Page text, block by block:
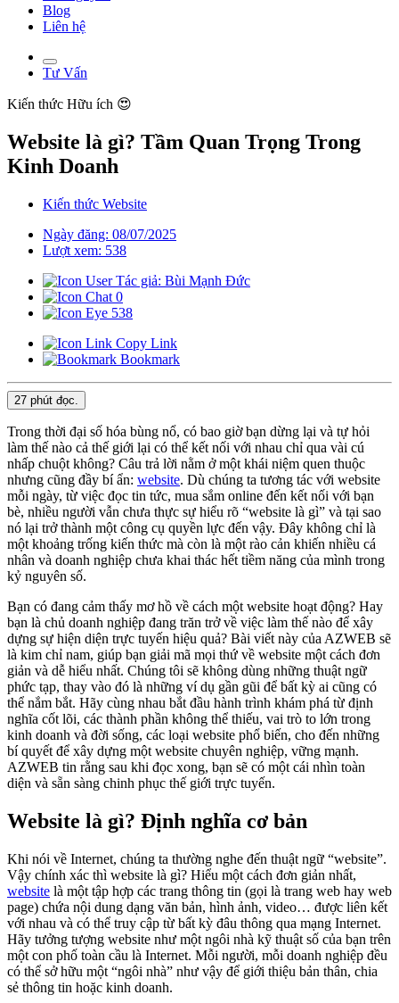
Blog
Liên hệ
Tư Vấn
Kiến thức Hữu ích 😍
Website là gì? Tầm Quan Trọng Trong
Kinh Doanh
Kiến thức Website
Ngày đăng: 08/07/2025
Lượt xem: 538
Tác giả: Bùi Mạnh Đức
0
538
Copy Link
Bookmark
27 phút đọc.
Trong thời đại số hóa bùng nổ, có bao giờ bạn dừng lại và tự hỏi
làm thế nào cả thế giới lại có thể kết nối với nhau chỉ qua vài cú
nhấp chuột không? Câu trả lời nằm ở một khái niệm quen thuộc
nhưng cũng đầy bí ẩn: website. Dù chúng ta tương tác với website
mỗi ngày, từ việc đọc tin tức, mua sắm online đến kết nối với bạn
bè, nhiều người vẫn chưa thực sự hiểu rõ “website là gì” và tại sao
nó lại trở thành một công cụ quyền lực đến vậy. Đây không chỉ là
một khoảng trống kiến thức mà còn là một rào cản khiến nhiều cá
nhân và doanh nghiệp chưa khai thác hết tiềm năng của mình trong
kỷ nguyên số.
Bạn có đang cảm thấy mơ hồ về cách một website hoạt động? Hay
bạn là chủ doanh nghiệp đang trăn trở về việc làm thế nào để xây
dựng sự hiện diện trực tuyến hiệu quả? Bài viết này của AZWEB sẽ
là kim chỉ nam, giúp bạn giải mã mọi thứ về website một cách đơn
giản và dễ hiểu nhất. Chúng tôi sẽ không dùng những thuật ngữ
phức tạp, thay vào đó là những ví dụ gần gũi để bất kỳ ai cũng có
thể nắm bắt. Hãy cùng nhau bắt đầu hành trình khám phá từ định
nghĩa cốt lõi, các thành phần không thể thiếu, vai trò to lớn trong
kinh doanh và đời sống, các loại website phổ biến, cho đến những
bí quyết để xây dựng một website chuyên nghiệp, vững mạnh.
AZWEB tin rằng sau khi đọc xong, bạn sẽ có một cái nhìn toàn
diện và sẵn sàng chinh phục thế giới trực tuyến.
Website là gì? Định nghĩa cơ bản
Khi nói về Internet, chúng ta thường nghe đến thuật ngữ “website”.
Vậy chính xác thì website là gì? Hiểu một cách đơn giản nhất,
website là một tập hợp các trang thông tin (gọi là trang web hay web
page) chứa nội dung dạng văn bản, hình ảnh, video… được liên kết
với nhau và có thể truy cập từ bất kỳ đâu thông qua mạng Internet.
Hãy tưởng tượng website như một ngôi nhà kỹ thuật số của bạn trên
một con phố toàn cầu là Internet. Mỗi người, mỗi doanh nghiệp đều
có thể sở hữu một “ngôi nhà” như vậy để giới thiệu bản thân, chia
sẻ thông tin hoặc kinh doanh.